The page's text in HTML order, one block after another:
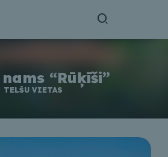
“Rūķīši”
TELŠU VIETAS